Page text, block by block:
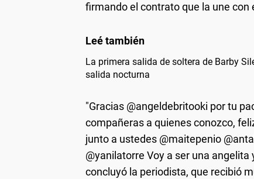
firmando el contrato que la une con
La primera salida de soltera de Barby
salida nocturna
"Gracias @angeldebritooki por tu
compañeras a quienes conozco,
junto a ustedes @maitepenio
@yanilatorre Voy a ser una
concluyó la periodista, que recibió